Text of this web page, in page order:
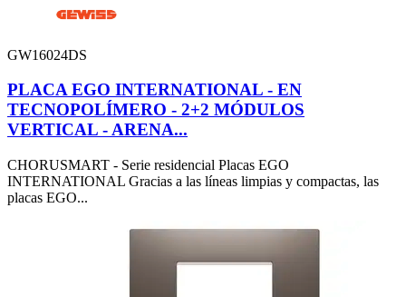
GW16024DS
PLACA EGO INTERNATIONAL - EN
TECNOPOLÍMERO - 2+2 MÓDULOS
VERTICAL - ARENA...
CHORUSMART - Serie residencial Placas EGO
INTERNATIONAL Gracias a las líneas limpias y compactas, las
placas EGO...